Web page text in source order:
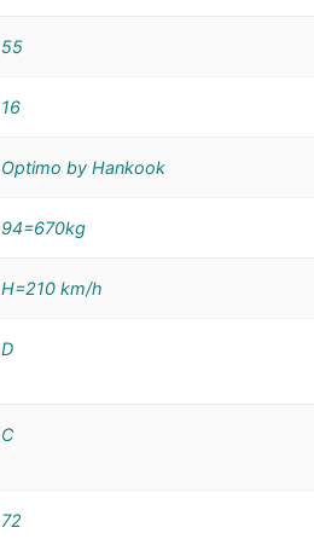
55
16
Optimo by Hankook
94=670kg
H=210 km/h
D
C
72